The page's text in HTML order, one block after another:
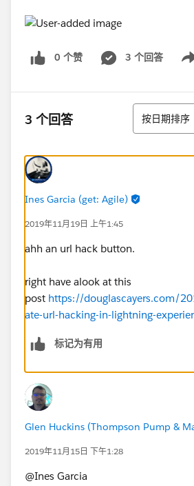
0 个赞 3 个回答
3 个回答 排序
按日期排序
Ines Garcia (get: Agile)
2019年11月19日 上午1:45
ahh an url hack button.
right have alook at this
post https://douglascayers.com/
ate-url-hacking-in-lightning-
标记为有用
Glen Huckins (Thompson Pump &
2019年11月15日 下午1:28
@Ines Garcia